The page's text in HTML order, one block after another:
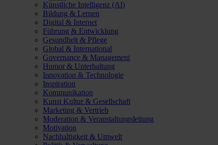
Künstliche Intelligenz (AI)
Bildung & Lernen
Digital & Internet
Führung & Entwicklung
Gesundheit & Pflege
Global & International
Governance & Management
Humor & Unterhaltung
Innovation & Technologie
Inspiration
Kommunikation
Kunst Kultur & Gesellschaft
Marketing & Vertrieb
Moderation & Veranstaltungsleitung
Motivation
Nachhaltigkeit & Umwelt